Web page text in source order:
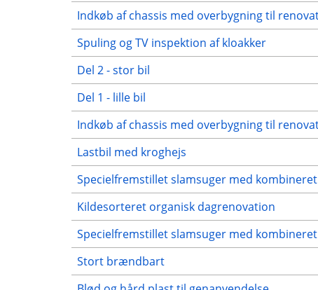
Indkøb af chassis med overbygning til
Spuling og TV inspektion af kloakker
Del 2 - stor bil
Del 1 - lille bil
Indkøb af chassis med overbygning til
Lastbil med kroghejs
Specielfremstillet slamsuger med
Kildesorteret organisk dagrenovation
Specielfremstillet slamsuger med
Stort brændbart